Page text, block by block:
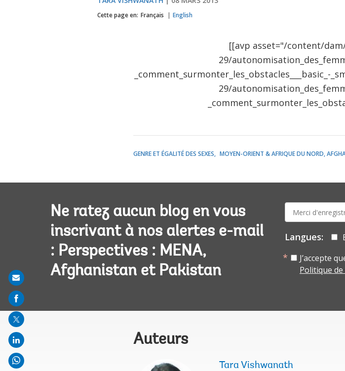
Cette page en: Français English
[[avp asset="/content/
29/
29/
GENRE ET ÉGALITÉ DES SEXES MOYEN-ORIENT & AFRIQUE DU NORD,
Ne ratez aucun blog en vous
inscrivant à nos alertes e-mail
: Perspectives : MENA,
Afghanistan et Pakistan
mail:
Langues:
J’accepte
Politique
Auteurs
Tara Vishwanath
Share
on
mail